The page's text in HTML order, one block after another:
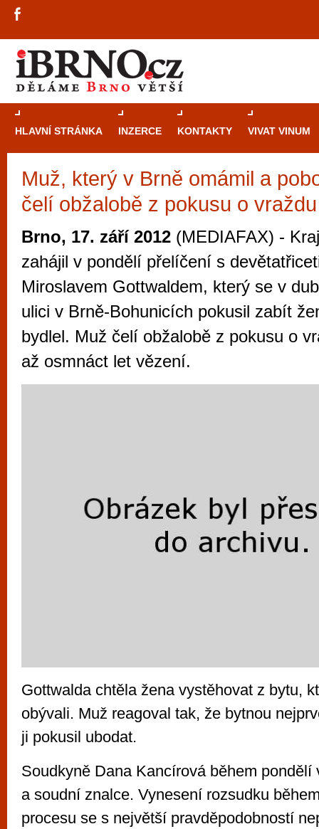
HLAVNÍ STRÁNKA INZERCE KONTAKTY VIVAT VINUM
Muž, který v Brně omámil a
čelí obžalobě z pokusu o vraždu
Brno, 17. září 2012 (MEDIAFAX) -
zahájil v pondělí přelíčení s
Miroslavem Gottwaldem, který se v
ulici v Brně-Bohunicích pokusil zabít
bydlel. Muž čelí obžalobě z pokusu o
až osmnáct let vězení.
Gottwalda chtěla žena vystěhovat z bytu,
obývali. Muž reagoval tak, že bytnou
ji pokusil ubodat.
Soudkyně Dana Kancírová během pondělí
a soudní znalce. Vynesení rozsudku
procesu se s největší pravděpodobností
Průvodce
Brně: Od
Brno je
zajímavé
restaurace,
Mimo jiné je ale také místem, kde si
vyzkoušet různé kasinové hry. V
metropoli naleznete širokou nabídku her
po moderní automaty jak pro pravidelné
příležitostné hráče. V...